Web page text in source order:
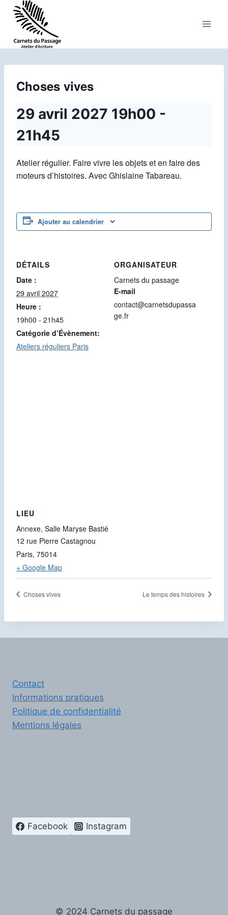
Aller
contenu
Choses vives
29 avril 2027 19h00 -
21h45
Atelier régulier. Faire vivre les objets et en faire des
moteurs d’histoires. Avec Ghislaine Tabareau.
Ajouter au calendrier
DÉTAILS
Date :
29 avril 2027
Heure :
19h00 - 21h45
Catégorie d’Évènement:
Ateliers réguliers Paris
ORGANISATEUR
Carnets du passage
E-mail
contact@carnetsdupassa
ge.fr
LIEU
Annexe, Salle Maryse Bastié
12 rue Pierre Castagnou
Paris, 75014
+ Google Map
Choses vives Le temps des histoires
Contact
Informations pratiques
Politique de confidentialité
Mentions légales
Facebook Instagram
© 2024 Carnets du passage